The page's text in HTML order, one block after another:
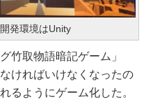
開発環境はUnity
竹取物語暗記ゲーム」
ければいけなくなったの
るようにゲーム化した。